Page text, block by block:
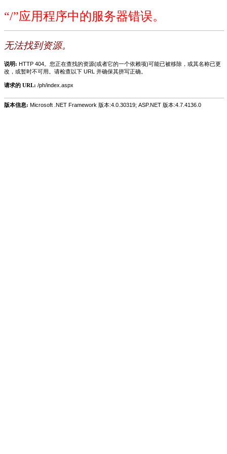
“/”应用程序中的服务器错误。
无法找到资源。
说明: HTTP 404。您正在查找的资源(或者它的一个依赖项)可能已被移除，或其名称已更
改，或暂时不可用。请检查以下 URL 并确保其拼写正确。
请求的 URL: /ph/index.aspx
版本信息: Microsoft .NET Framework 版本:4.0.30319; ASP.NET 版本:4.7.4136.0